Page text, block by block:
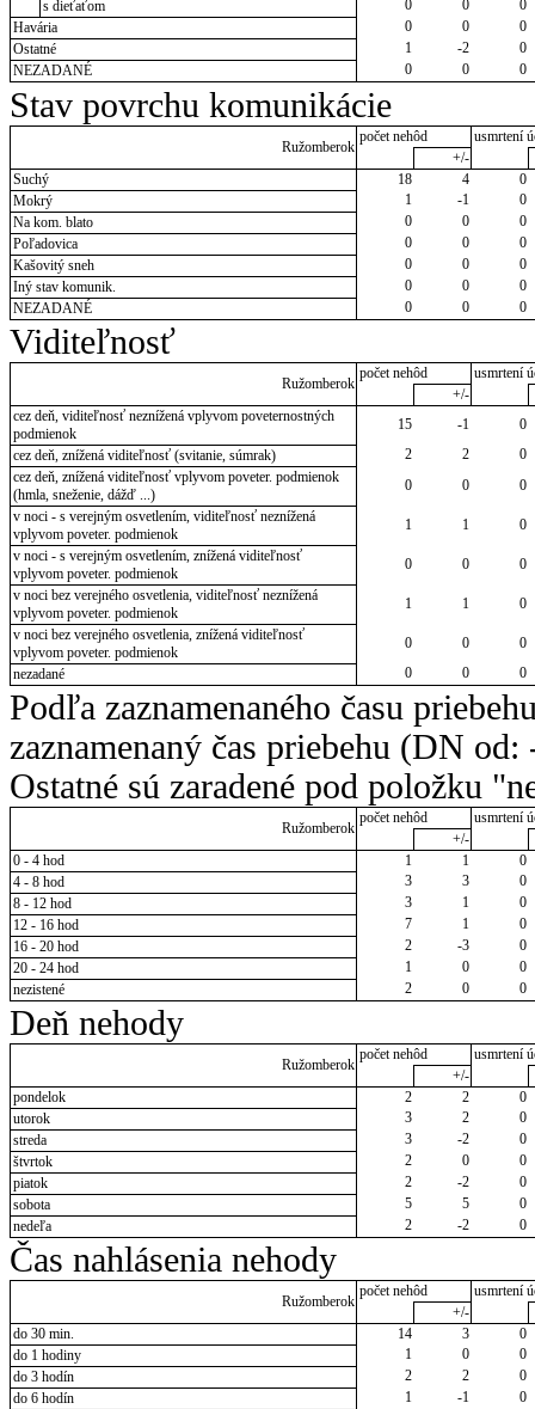
s dieťaťom 0 0
0
Havária
0 0
0
Ostatné
1 -2
0
NEZADANÉ
0 0 0
Stav povrchu komunikácie
Ružomberok
počet nehôd
usmrtení
+/-
Suchý
18 4
0
Mokrý
1 -1
0
Na kom. blato
0 0
0
Poľadovica
0 0
0
Kašovitý sneh
0 0
0
Iný stav komunik.
0 0
0
NEZADANÉ
0 0 0
Viditeľnosť
Ružomberok
počet nehôd
usmrtení
+/-
cez deň, viditeľnosť neznížená vplyvom poveternostných
podmienok
15 -1
0
cez deň, znížená viditeľnosť (svitanie, súmrak)
2 2
0
cez deň, znížená viditeľnosť vplyvom poveter. podmienok
(hmla, sneženie, dážď ...)
0 0
0
v noci - s verejným osvetlením, viditeľnosť neznížená
vplyvom poveter. podmienok
1 1
0
v noci - s verejným osvetlením, znížená viditeľnosť
vplyvom poveter. podmienok
0 0
0
v noci bez verejného osvetlenia, viditeľnosť neznížená
vplyvom poveter. podmienok
1 1
0
v noci bez verejného osvetlenia, znížená viditeľnosť
vplyvom poveter. podmienok
0 0
0
nezadané
0 0 0
Podľa zaznamenaného času
zaznamenaný čas priebehu (DN
Ostatné sú zaradené pod položku
Ružomberok
počet nehôd
usmrtení
+/-
0 - 4 hod
1 1
0
4 - 8 hod
3 3
0
8 - 12 hod
3 1
0
12 - 16 hod
7 1
0
16 - 20 hod
2 -3
0
20 - 24 hod
1 0
0
nezistené
2 0 0
Deň nehody
Ružomberok
počet nehôd
usmrtení
+/-
pondelok
2 2
0
utorok
3 2
0
streda
3 -2
0
štvrtok
2 0
0
piatok
2 -2
0
sobota
5 5
0
nedeľa
2 -2 0
Čas nahlásenia nehody
Ružomberok
počet nehôd
usmrtení
+/-
do 30 min.
14 3
0
do 1 hodiny
1 0
0
do 3 hodín
2 2
0
do 6 hodín
1 -1
0